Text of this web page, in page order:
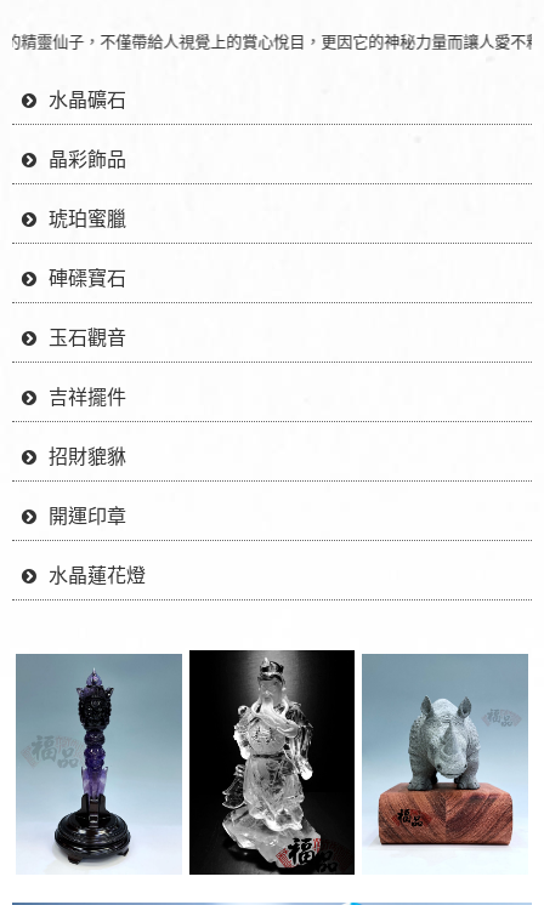
仙子，不僅帶給人視覺上的賞心悅目，更因它的神秘力量而讓人愛不釋手。
水晶礦石
晶彩飾品
琥珀蜜臘
硨磲寶石
玉石觀音
吉祥擺件
招財貔貅
開運印章
水晶蓮花燈